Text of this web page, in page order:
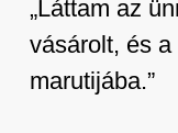
„Láttam az
vásárolt, és
marutijába.”